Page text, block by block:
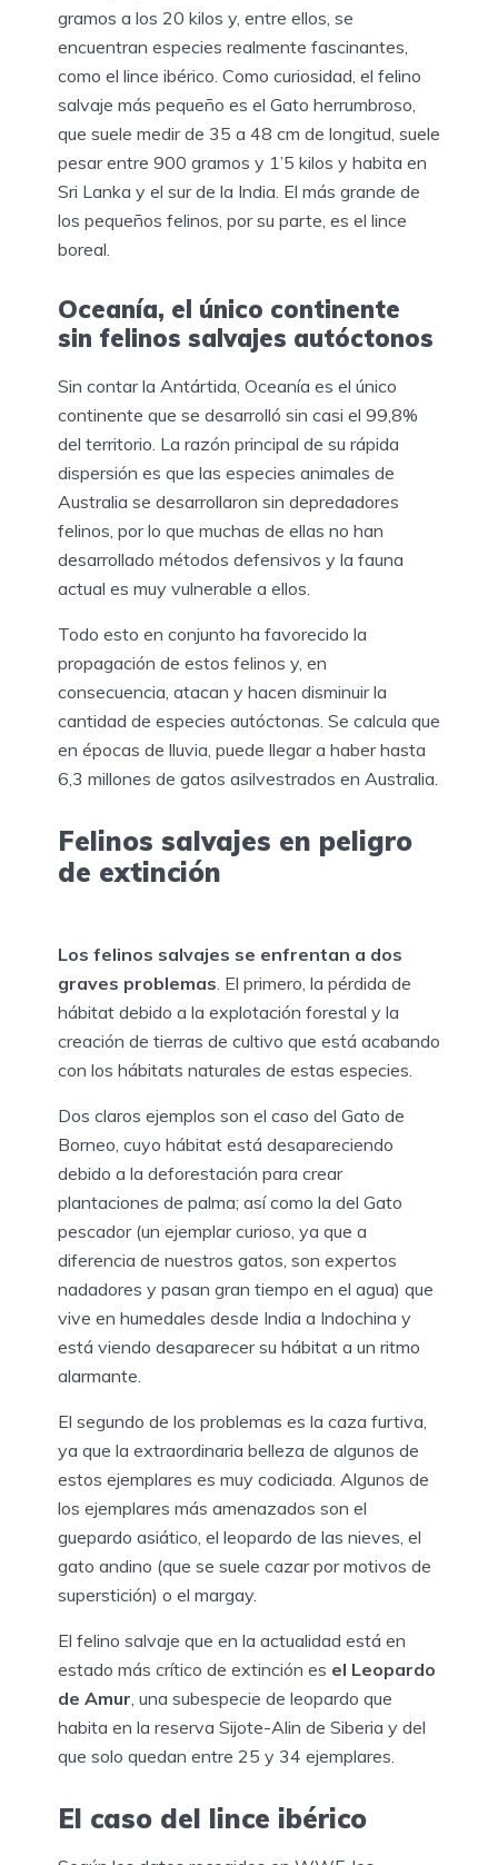
gramos a los 20 kilos y, entre ellos, se
encuentran especies realmente fascinantes,
como el lince ibérico. Como curiosidad, el felino
salvaje más pequeño es el Gato herrumbroso,
que suele medir de 35 a 48 cm de longitud, suele
pesar entre 900 gramos y 1’5 kilos y habita en
Sri Lanka y el sur de la India. El más grande de
los pequeños felinos, por su parte, es el lince
boreal.
Oceanía, el único continente
sin felinos salvajes autóctonos
Sin contar la Antártida, Oceanía es el único
continente que se desarrolló sin casi el 99,8%
del territorio. La razón principal de su rápida
dispersión es que las especies animales de
Australia se desarrollaron sin depredadores
felinos, por lo que muchas de ellas no han
desarrollado métodos defensivos y la fauna
actual es muy vulnerable a ellos.
Todo esto en conjunto ha favorecido la
propagación de estos felinos y, en
consecuencia, atacan y hacen disminuir la
cantidad de especies autóctonas. Se calcula que
en épocas de lluvia, puede llegar a haber hasta
6,3 millones de gatos asilvestrados en Australia.
Felinos salvajes en peligro
de extinción
Los felinos salvajes se enfrentan a dos
graves problemas . El primero, la pérdida de
hábitat debido a la explotación forestal y la
creación de tierras de cultivo que está acabando
con los hábitats naturales de estas especies.
Dos claros ejemplos son el caso del Gato de
Borneo, cuyo hábitat está desapareciendo
debido a la deforestación para crear
plantaciones de palma; así como la del Gato
pescador (un ejemplar curioso, ya que a
diferencia de nuestros gatos, son expertos
nadadores y pasan gran tiempo en el agua) que
vive en humedales desde India a Indochina y
está viendo desaparecer su hábitat a un ritmo
alarmante.
El segundo de los problemas es la caza furtiva,
ya que la extraordinaria belleza de algunos de
estos ejemplares es muy codiciada. Algunos de
los ejemplares más amenazados son el
guepardo asiático, el leopardo de las nieves, el
gato andino (que se suele cazar por motivos de
superstición) o el margay.
El felino salvaje que en la actualidad está en
estado más crítico de extinción es el Leopardo
de Amur , una subespecie de leopardo que
habita en la reserva Sijote-Alin de Siberia y del
que solo quedan entre 25 y 34 ejemplares.
El caso del lince ibérico